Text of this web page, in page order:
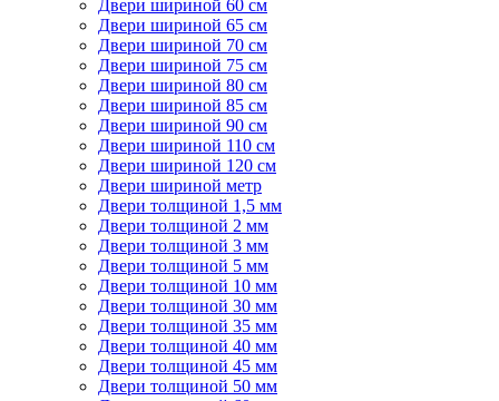
Двери шириной 60 см
Двери шириной 65 см
Двери шириной 70 см
Двери шириной 75 см
Двери шириной 80 см
Двери шириной 85 см
Двери шириной 90 см
Двери шириной 110 см
Двери шириной 120 см
Двери шириной метр
Двери толщиной 1,5 мм
Двери толщиной 2 мм
Двери толщиной 3 мм
Двери толщиной 5 мм
Двери толщиной 10 мм
Двери толщиной 30 мм
Двери толщиной 35 мм
Двери толщиной 40 мм
Двери толщиной 45 мм
Двери толщиной 50 мм